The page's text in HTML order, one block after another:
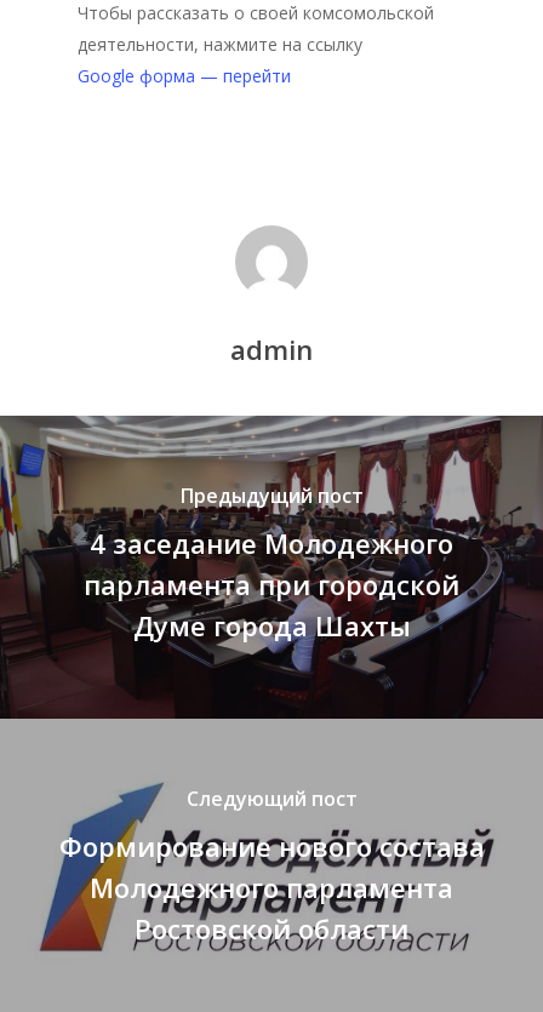
Чтобы рассказать о своей комсомольской
деятельности, нажмите на ссылку
Google форма — перейти
admin
Предыдущий пост
4 заседание Молодежного
парламента при городской
Думе города Шахты
Следующий пост
Формирование нового состава
Молодежного парламента
Ростовской области
Документация
Структура
Контакты